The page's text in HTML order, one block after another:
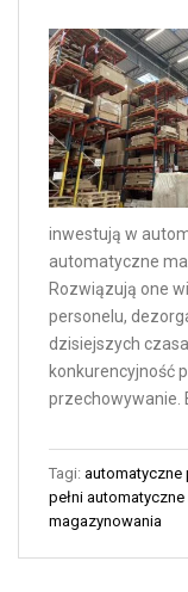
inwestują w
automatyczne
Rozwiązują one
personelu,
dzisiejszych
konkurencyjność
przechowywanie.
Tagi: automatyczne
pełni
magazynowania